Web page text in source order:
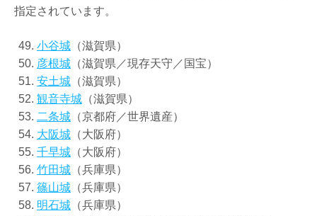
指定されています。
小谷城 （滋賀県）
彦根城 （滋賀県／現存天守／国宝）
安土城 （滋賀県）
観音寺城 （滋賀県）
二条城 （京都府／世界遺産）
大阪城 （大阪府）
千早城 （大阪府）
竹田城 （兵庫県）
篠山城 （兵庫県）
明石城 （兵庫県）